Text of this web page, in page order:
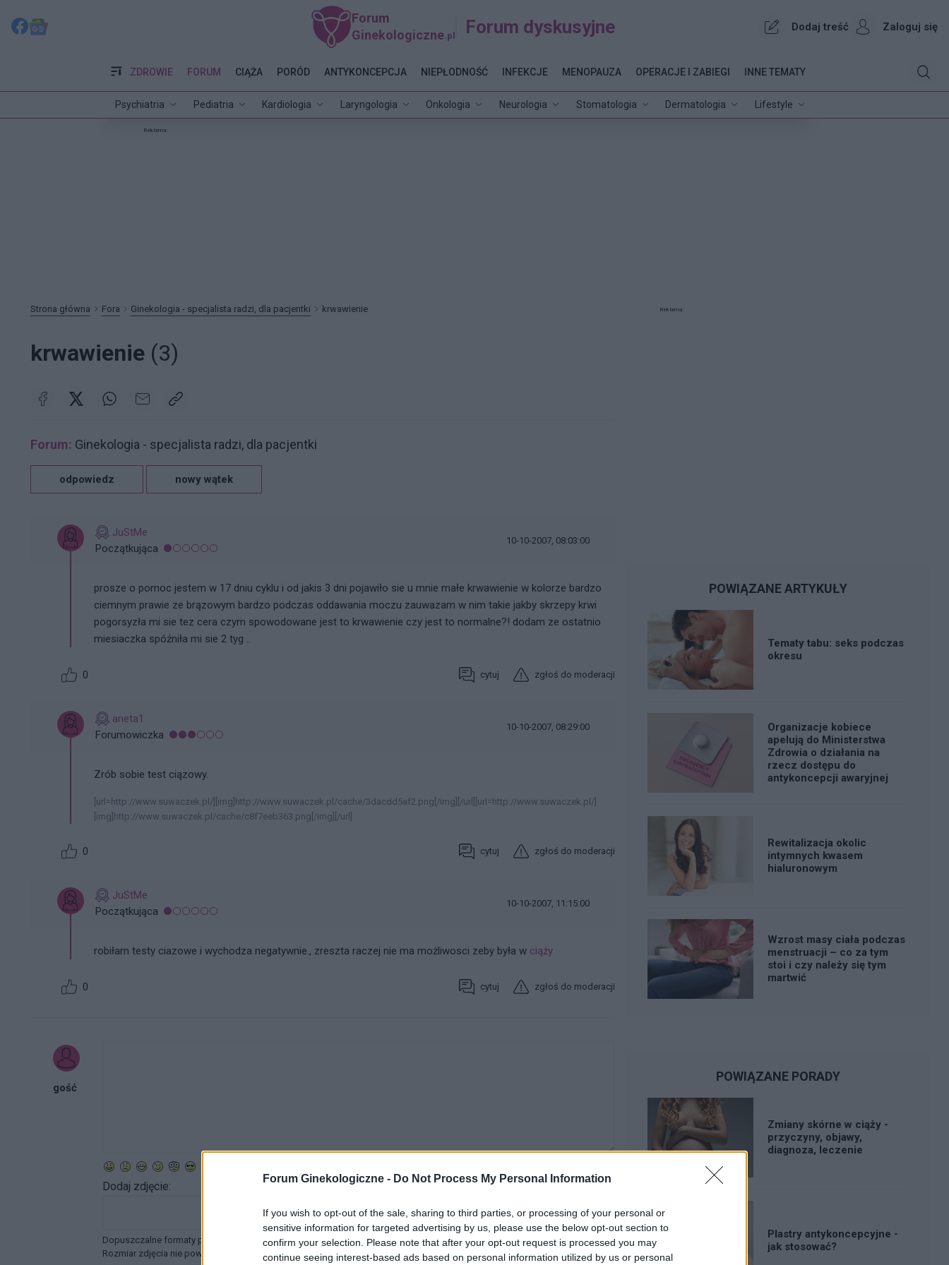
Forum Ginekologiczne - Do Not Process My Personal Information
If you wish to opt-out of the sale, sharing to third parties, or processing of your personal or
sensitive information for targeted advertising by us, please use the below opt-out section to
confirm your selection. Please note that after your opt-out request is processed you may
continue seeing interest-based ads based on personal information utilized by us or personal
Forum
Ginekologiczne .pl Forum dyskusyjne Dodaj treść Zaloguj się
ZDROWIE
Psychiatria Pediatria Kardiologia Laryngologia Onkologia Neurologia Stomatologia Dermatologia Lifestyle
FORUM CIĄŻA PORÓD ANTYKONCEPCJA NIEPŁODNOŚĆ INFEKCJE MENOPAUZA OPERACJE I ZABIEGI INNE TEMATY
Reklama:
Strona główna Fora Ginekologia - specjalista radzi, dla pacjentki krwawienie
krwawienie (3)
Forum: Ginekologia - specjalista radzi, dla pacjentki
odpowiedz nowy wątek
JuStMe
Początkująca
10-10-2007, 08:03:00
prosze o pomoc jestem w 17 dniu cyklu i od jakis 3 dni pojawiło sie u mnie małe krwawienie w kolorze bardzo
ciemnym prawie ze brązowym bardzo podczas oddawania moczu zauwazam w nim takie jakby skrzepy krwi
pogorsyzła mi sie tez cera czym spowodowane jest to krwawienie czy jest to normalne?! dodam ze ostatnio
miesiaczka spóźniła mi sie 2 tyg ..
0 cytuj zgłoś do moderacji
aneta1
Forumowiczka
10-10-2007, 08:29:00
Zrób sobie test ciązowy.
[url=http://www.suwaczek.pl/][img]http://www.suwaczek.pl/cache/3dacdd5af2.png[/img][/url][url=http://www.suwaczek.pl/]
[img]http://www.suwaczek.pl/cache/c8f7eeb363.png[/img][/url]
0 cytuj zgłoś do moderacji
JuStMe
Początkująca
10-10-2007, 11:15:00
robiłam testy ciazowe i wychodza negatywnie., zreszta raczej nie ma możliwosci zeby była w ciąży
0 cytuj zgłoś do moderacji
gość
Dodaj zdjęcie:
WYBIERZ PLIK
Dopuszczalne formaty pliku graficznego: jpg, jpeg , png.
Rozmiar zdjęcia nie powinien przekraczać 0.6MB.
Reklama:
POWIĄZANE ARTYKUŁY
Tematy tabu: seks podczas
okresu
Organizacje kobiece
apelują do Ministerstwa
Zdrowia o działania na
rzecz dostępu do
antykoncepcji awaryjnej
Rewitalizacja okolic
intymnych kwasem
hialuronowym
Wzrost masy ciała podczas
menstruacji – co za tym
stoi i czy należy się tym
martwić
POWIĄZANE PORADY
Zmiany skórne w ciąży -
przyczyny, objawy,
diagnoza, leczenie
Plastry antykoncepcyjne -
jak stosować?